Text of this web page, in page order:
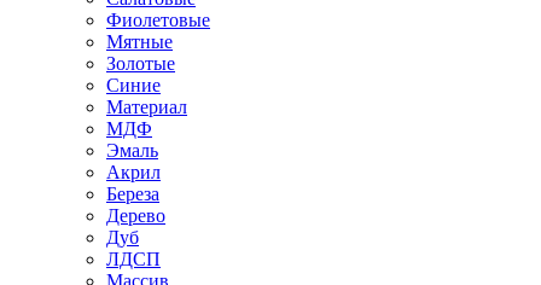
Фиолетовые
Мятные
Золотые
Синие
Материал
МДФ
Эмаль
Акрил
Береза
Дерево
Дуб
ЛДСП
Массив